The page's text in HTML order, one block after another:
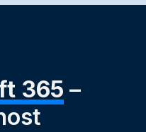
365 –